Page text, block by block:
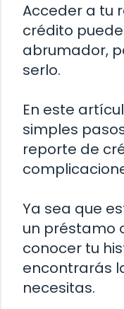
Acceder a tu
crédito
abrumador,
serlo.
En este
simples
reporte de
Ya sea que
un préstamo
conocer tu
encontrarás
necesitas.